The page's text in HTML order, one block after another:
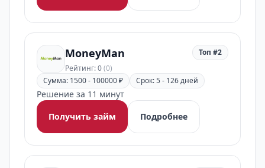
MoneyMan
Рейтинг: 0(0)
Топ #2
Сумма: 1500 - 100000 ₽ Срок: 5 - 126 дней
Решение за 11 минут
Получить займ
Подробнее